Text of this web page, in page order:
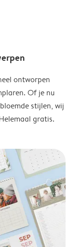
ontworpen
Of je nu
stijlen, wij
gratis.